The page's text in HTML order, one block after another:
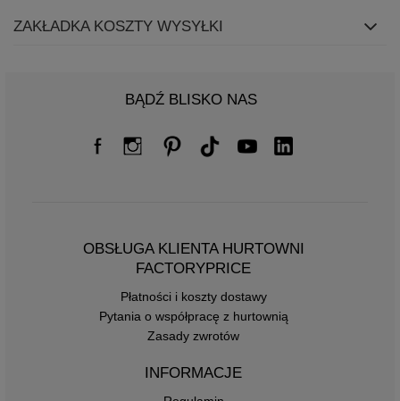
ZAKŁADKA KOSZTY WYSYŁKI
BĄDŹ BLISKO NAS
OBSŁUGA KLIENTA HURTOWNI
FACTORYPRICE
Płatności i koszty dostawy
Pytania o współpracę z hurtownią
Zasady zwrotów
INFORMACJE